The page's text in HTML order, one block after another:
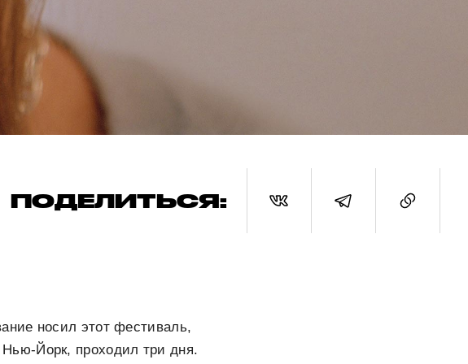
ПОДЕЛИТЬСЯ:
носил этот фестиваль,
Йорк, проходил три дня.